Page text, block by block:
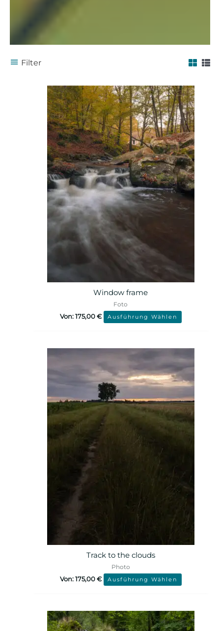
Filter
Window frame
Foto
Von:175,00€ Ausführung Wählen
Track to the clouds
Photo
Von:175,00€ Ausführung Wählen